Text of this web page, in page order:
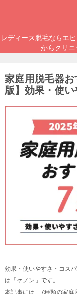
レディース脱毛ならエ
からクリニ
家庭用脱毛器
版】効果・使
効果・使いやすさ・コス
は「ケノン」です。
本記事には、7種類の家庭